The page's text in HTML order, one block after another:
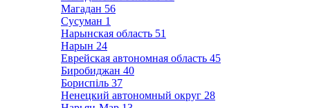
Магадан 56
Сусуман 1
Нарынская область 51
Нарын 24
Еврейская автономная область 45
Биробиджан 40
Бориспіль 37
Ненецкий автономный округ 28